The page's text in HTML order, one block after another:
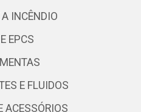
INCÊNDIO
EPCS
E FLUIDOS
ACESSÓRIOS